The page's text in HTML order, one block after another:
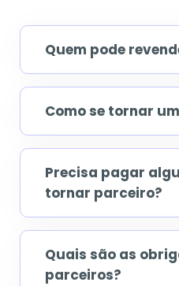
Quem pode
Como se tornar
Precisa pagar
tornar parceiro?
Quais são as
parceiros?